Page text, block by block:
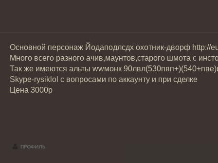
Основной персонаж Йодаподлсдх охотник-дворф http://
Много всего разного ачив,маунтов,старого шмота с
Так же имеются альты wwмонк
Skype-rysiklol с вопросами по аккаунту и при сделке
Цена 3000р